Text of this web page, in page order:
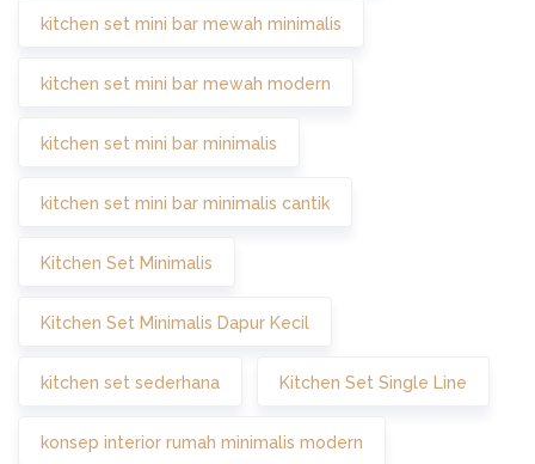
kitchen set mini bar mewah minimalis
kitchen set mini bar mewah modern
kitchen set mini bar minimalis
kitchen set mini bar minimalis cantik
Kitchen Set Minimalis
Kitchen Set Minimalis Dapur Kecil
kitchen set sederhana Kitchen Set Single Line
konsep interior rumah minimalis modern